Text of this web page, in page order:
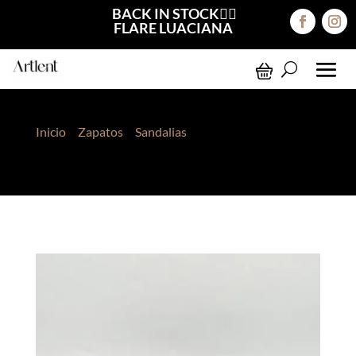
BACK IN STOCK❤️‍🔥
FLARE LUACIANA
Inicio> Zapatos> Sandalias> Sandalias Freya